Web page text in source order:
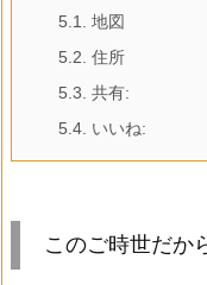
5.1. 地図
5.2. 住所
5.3. 共有:
5.4. いいね:
このご時世だか